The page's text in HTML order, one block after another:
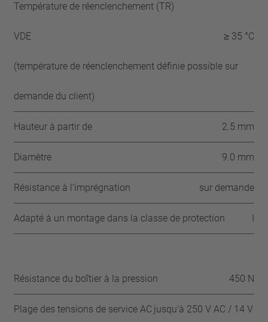
Température de réenclenchement (TR)
VDE ≥ 35 °C
(température de réenclenchement définie possible sur
demande du client)
Hauteur à partir de 2.5 mm
Diamètre 9.0 mm
Résistance à l‘imprégnation sur demande
Adapté à un montage dans la classe de protection I
Résistance du boîtier à la pression 450 N
Plage des tensions de service AC jusqu‘à 250 V AC / 14 V